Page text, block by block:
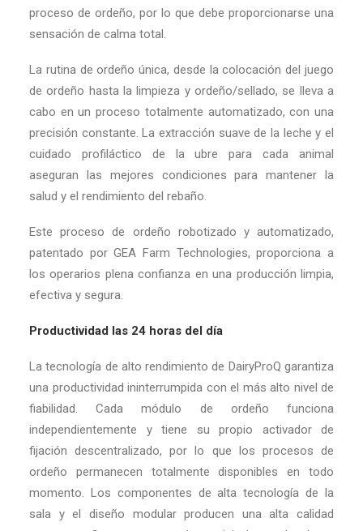
proceso de ordeño, por lo que debe proporcionarse una
sensación de calma total.
La rutina de ordeño única, desde la colocación del juego
de ordeño hasta la limpieza y ordeño/sellado, se lleva a
cabo en un proceso totalmente automatizado, con una
precisión constante. La extracción suave de la leche y el
cuidado profiláctico de la ubre para cada animal
aseguran las mejores condiciones para mantener la
salud y el rendimiento del rebaño.
Este proceso de ordeño robotizado y automatizado,
patentado por GEA Farm Technologies, proporciona a
los operarios plena confianza en una producción limpia,
efectiva y segura.
Productividad las 24 horas del día
La tecnología de alto rendimiento de DairyProQ garantiza
una productividad ininterrumpida con el más alto nivel de
fiabilidad. Cada módulo de ordeño funciona
independientemente y tiene su propio activador de
fijación descentralizado, por lo que los procesos de
ordeño permanecen totalmente disponibles en todo
momento. Los componentes de alta tecnología de la
sala y el diseño modular producen una alta calidad